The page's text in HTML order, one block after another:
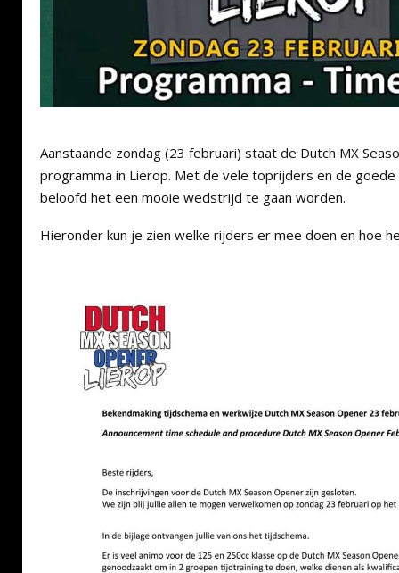
Aanstaande zondag (23 februari) staat de Dutch MX
programma in Lierop. Met de vele toprijders en de
beloofd het een mooie wedstrijd te gaan worden.
Hieronder kun je zien welke rijders er mee doen en hoe